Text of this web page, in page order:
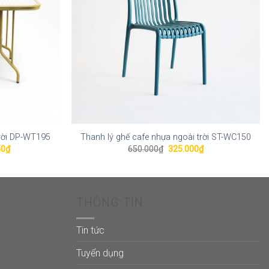
DP-WT195
₫Giá
hiện
Thanh lý ghế cafe nhựa ngoài trời ST-WC150
650.000₫ Giá
325.000₫Giá
hiện
Tin tức
Tuyển dụng